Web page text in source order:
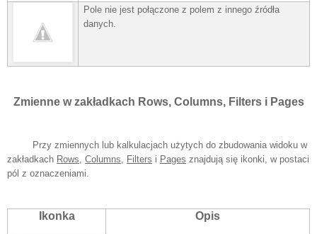
Pole nie jest połączone z polem z innego źródła
danych.
Zmienne wzakładkach Rows, Columns, Filters i Pages
Przy zmiennych lub kalkulacjach użytych do zbudowania widoku w
zakładkach Rows Columns Filters i Pages znajdują się ikonki, w postaci
pól z oznaczeniami.
Ikonka Opis